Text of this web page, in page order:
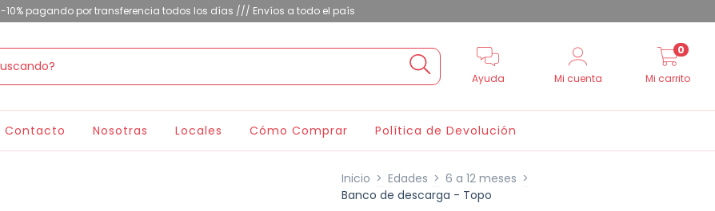
-10% pagando por transferencia todos los días /// Envíos a todo el país
Ayuda Mi cuenta Mi carrito
0
Contacto Nosotras Locales Cómo Comprar Política de Devolución
Inicio > Edades > 6 a 12 meses >
Banco de descarga - Topo